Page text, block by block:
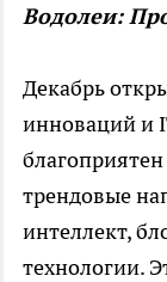
Водолеи:
Декабрь
инноваций и
трендовые
интеллект,
технологии.